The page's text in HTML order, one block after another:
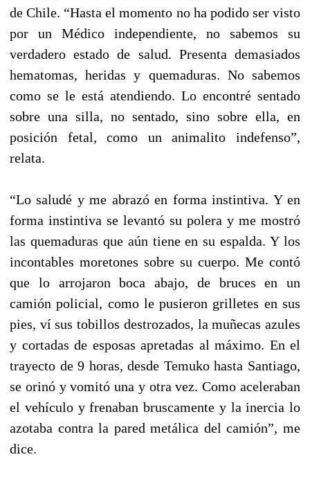
de Chile. “Hasta el momento no ha podido ser visto
por un Médico independiente, no sabemos su
verdadero estado de salud. Presenta demasiados
hematomas, heridas y quemaduras. No sabemos
como se le está atendiendo. Lo encontré sentado
sobre una silla, no sentado, sino sobre ella, en
posición fetal, como un animalito indefenso”,
relata.
“Lo saludé y me abrazó en forma instintiva. Y en
forma instintiva se levantó su polera y me mostró
las quemaduras que aún tiene en su espalda. Y los
incontables moretones sobre su cuerpo. Me contó
que lo arrojaron boca abajo, de bruces en un
camión policial, como le pusieron grilletes en sus
pies, ví sus tobillos destrozados, la muñecas azules
y cortadas de esposas apretadas al máximo. En el
trayecto de 9 horas, desde Temuko hasta Santiago,
se orinó y vomitó una y otra vez. Como aceleraban
el vehículo y frenaban bruscamente y la inercia lo
azotaba contra la pared metálica del camión”, me
dice.